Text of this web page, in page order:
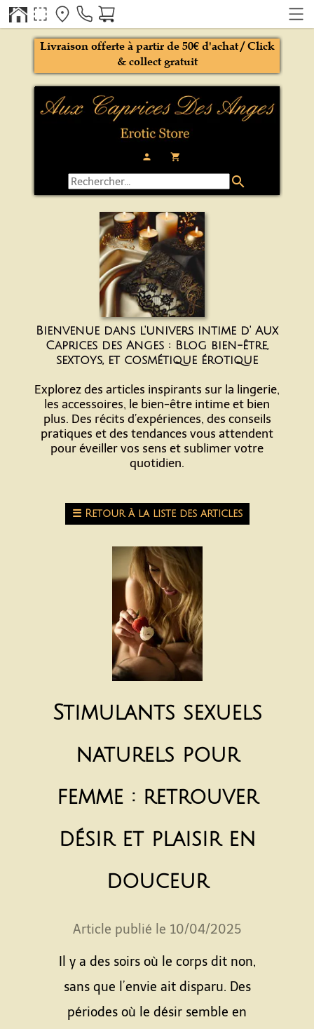
person local_grocery_store
Livraison offerte à partir de 50€ d'achat / Click
& collect gratuit
search
Bienvenue dans l'univers intime d' Aux
Caprices des Anges : Blog bien-être,
sextoys, et cosmétique érotique
Explorez des articles inspirants sur la lingerie,
les accessoires, le bien-être intime et bien
plus. Des récits d’expériences, des conseils
pratiques et des tendances vous attendent
pour éveiller vos sens et sublimer votre
quotidien.
☰ Retour à la liste des articles
Stimulants sexuels
naturels pour
femme : retrouver
désir et plaisir en
douceur
Article publié le 10/04/2025
Il y a des soirs où le corps dit non,
sans que l’envie ait disparu. Des
périodes où le désir semble en